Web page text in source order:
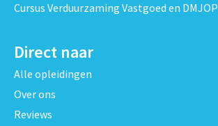
Cursus Verduurzaming Vastgoed en DMJOP
Direct naar
Alle opleidingen
Over ons
Reviews